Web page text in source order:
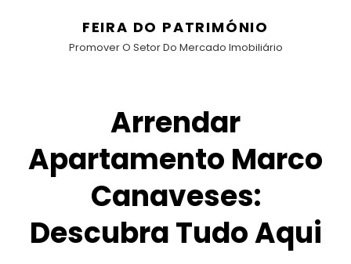
FEIRA DO PATRIMÓNIO
Promover O Setor Do Mercado Imobiliário
Arrendar
Apartamento Marco
Canaveses:
Descubra Tudo Aqui